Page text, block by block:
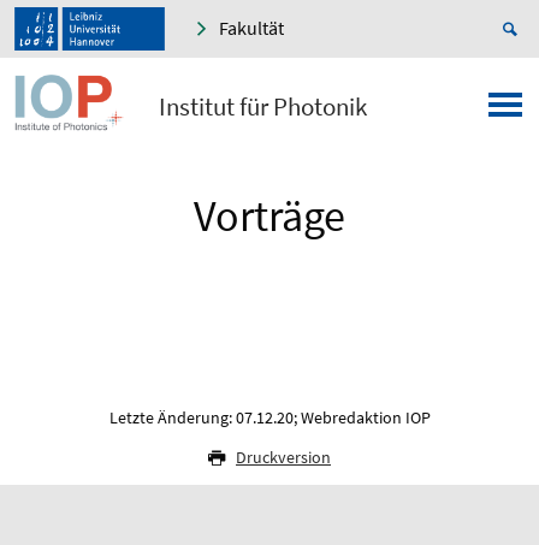
Fakultät
Institut für Photonik
Vorträge
Letzte Änderung: 07.12.20; Webredaktion IOP
Druckversion